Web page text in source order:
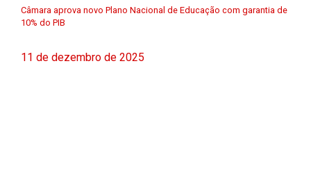
Câmara aprova novo Plano Nacional de Educação com garantia de
10% do PIB
11 de dezembro de 2025